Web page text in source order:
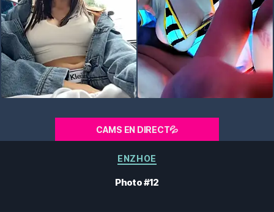
CAMS EN DIRECT💦
Catégories
ENZHOE
Photo #12